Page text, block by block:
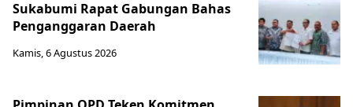
Sukabumi Rapat Gabungan Bahas
Penganggaran Daerah
Kamis, 6 Agustus 2026